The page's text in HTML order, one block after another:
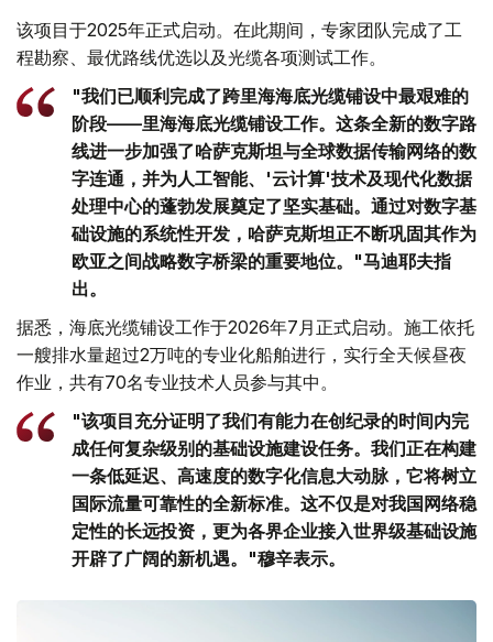
该项目于2025年正式启动。在此期间，专家团队完成了工
程勘察、最优路线优选以及光缆各项测试工作。
"我们已顺利完成了跨里海海底光缆铺设中最艰难的
阶段——里海海底光缆铺设工作。这条全新的数字路
线进一步加强了哈萨克斯坦与全球数据传输网络的数
字连通，并为人工智能、'云计算'技术及现代化数据
处理中心的蓬勃发展奠定了坚实基础。通过对数字基
础设施的系统性开发，哈萨克斯坦正不断巩固其作为
欧亚之间战略数字桥梁的重要地位。"马迪耶夫指
出。
据悉，海底光缆铺设工作于2026年7月正式启动。施工依托
一艘排水量超过2万吨的专业化船舶进行，实行全天候昼夜
作业，共有70名专业技术人员参与其中。
"该项目充分证明了我们有能力在创纪录的时间内完
成任何复杂级别的基础设施建设任务。我们正在构建
一条低延迟、高速度的数字化信息大动脉，它将树立
国际流量可靠性的全新标准。这不仅是对我国网络稳
定性的长远投资，更为各界企业接入世界级基础设施
开辟了广阔的新机遇。"穆辛表示。